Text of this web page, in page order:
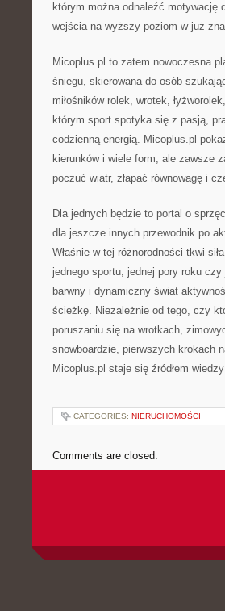
którym można odnaleźć motywację
wejścia na wyższy poziom w już
Micoplus.pl to zatem nowoczesna
śniegu, skierowana do osób
miłośników rolek, wrotek,
którym sport spotyka się z pasją,
codzienną energią. Micoplus.pl
kierunków i wiele form, ale zawsze
poczuć wiatr, złapać równowagę i
Dla jednych będzie to portal o
dla jeszcze innych przewodnik po
Właśnie w tej różnorodności tkwi
jednego sportu, jednej pory roku
barwny i dynamiczny świat
ścieżkę. Niezależnie od tego, czy
poruszaniu się na wrotkach,
snowboardzie, pierwszych krokach
Micoplus.pl staje się źródłem
CATEGORIES: NIERUCHOMOŚCI
Comments are closed.